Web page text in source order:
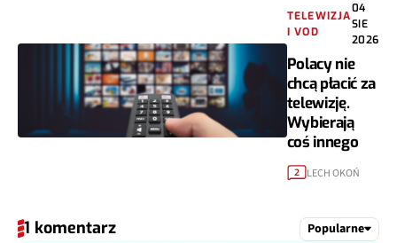
TELEWIZJA
I VOD
04
SIE
2026
Polacy nie
chcą płacić za
telewizję.
Wybierają
coś innego
2 LECH OKOŃ
1 komentarz Popularne